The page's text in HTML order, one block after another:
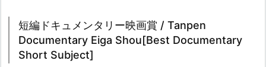
短編ドキュメンタリー映画賞 / Tanpen
Documentary Eiga Shou[Best Documentary
Short Subject]